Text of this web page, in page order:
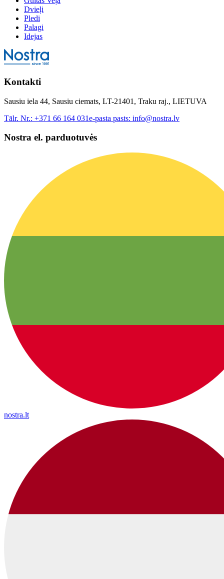
Dvieļi
Pledi
Palagi
Idejas
Kontakti
Sausiu iela 44, Sausiu ciemats, LT-21401, Traku raj., LIETUVA
Tālr. Nr.: +371 66 164 031e-pasta pasts: info@nostra.lv
Nostra el. parduotuvės
nostra.lt